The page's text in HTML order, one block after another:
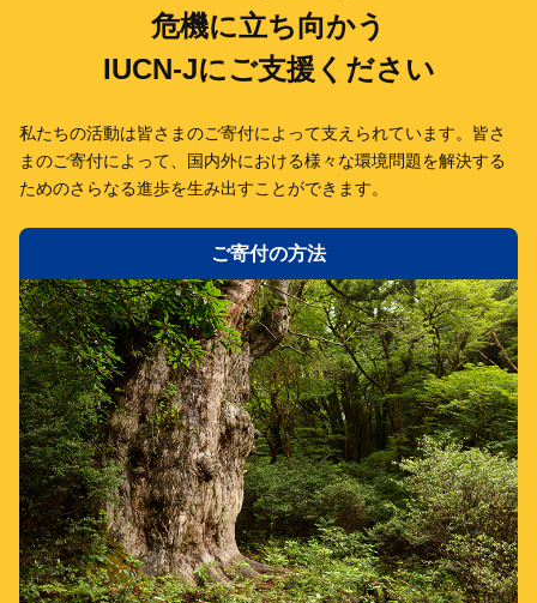
危機に立ち向かう
IUCN-Jにご支援ください
私たちの活動は皆さまのご寄付によって支えられています。 皆さ
まのご寄付によって、国内外における様々な環境問題を解決する
ためのさらなる進歩を生み出すことができます。
ご寄付の方法